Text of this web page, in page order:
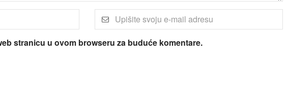
stranicu u ovom browseru za buduće komentare.